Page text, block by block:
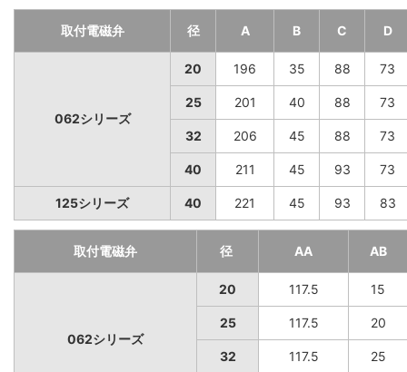
取付電磁弁 径 A B C D
062シリーズ
20 196 35 88 73
25 201 40 88 73
32 206 45 88 73
40 211 45 93 73
125シリーズ 40 221 45 93 83
取付電磁弁 径 AA AB
062シリーズ
20 117.5 15
25 117.5 20
32 117.5 25